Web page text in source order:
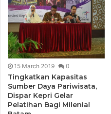
15 March 2019 0
Tingkatkan Kapasitas
Sumber Daya Pariwisata,
Dispar Kepri Gelar
Pelatihan Bagi Milenial